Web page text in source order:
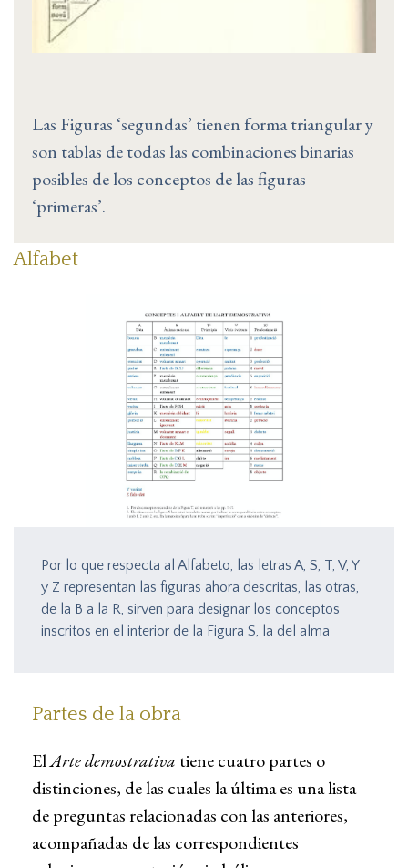
Las Figuras ‘segundas’ tienen forma triangular y
son tablas de todas las combinaciones binarias
posibles de los conceptos de las figuras
‘primeras’.
Alfabet
Por lo que respecta al Alfabeto, las letras A, S, T, V, Y
y Z representan las figuras ahora descritas, las otras,
de la B a la R, sirven para designar los conceptos
inscritos en el interior de la Figura S, la del alma
Partes de la obra
ElArte demostrativa tiene cuatro partes o
distinciones, de las cuales la última es una lista
de preguntas relacionadas con las anteriores,
acompañadas de las correspondientes